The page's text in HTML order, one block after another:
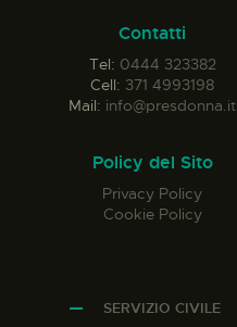
Contatti
Tel: 0444 323382
Cell: 371 4993198
Mail: info@presdonna.it
Policy del Sito
Privacy Policy
Cookie Policy
SERVIZIO CIVILE